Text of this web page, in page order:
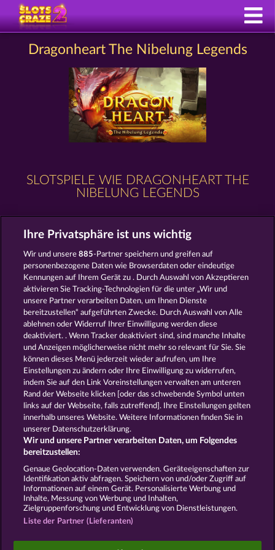
Dragonheart The Nibelung Legends
SLOTSPIELE WIE DRAGONHEART THE
NIBELUNG LEGENDS
GATES OF ISHTAR MAGIC MIRROR
THE GUARDIAN GOD: HEIMDALL'S HORN
AGB Datenschutz
Unternehmensseite
Widerruf einreichen
Ihre Privatsphäre ist uns wichtig
Wir und unsere885-Partner speichern und greifen auf
personenbezogene Daten wie Browserdaten oder eindeutige
Kennungen auf Ihrem Gerät zu . Durch Auswahl von Akzeptieren
aktivieren Sie Tracking-Technologien für die unter „Wir und
unsere Partner verarbeiten Daten, um Ihnen Dienste
bereitzustellen“ aufgeführten Zwecke. Durch Auswahl von Alle
ablehnen oder Widerruf Ihrer Einwilligung werden diese
deaktiviert. . Wenn Tracker deaktiviert sind, sind manche Inhalte
und Anzeigen möglicherweise nicht mehr so ​​relevant für Sie. Sie
können dieses Menü jederzeit wieder aufrufen, um Ihre
Einstellungen zu ändern oder Ihre Einwilligung zu widerrufen,
indem Sie auf den Link Voreinstellungen verwalten am unteren
Rand der Webseite klicken [oder das schwebende Symbol unten
links auf der Webseite, falls zutreffend]. Ihre Einstellungen gelten
innerhalb unseres Website. Weitere Informationen finden Sie in
unserer Datenschutzerklärung.
Wir und unsere Partner verarbeiten Daten, um Folgendes
bereitzustellen:
Genaue Geolocation-Daten verwenden. Geräteeigenschaften zur
Identifikation aktiv abfragen. Speichern von und/oder Zugriff auf
Informationen auf einem Gerät. Personalisierte Werbung und
Inhalte, Messung von Werbung und Inhalten,
Zielgruppenforschung und Entwicklung von Dienstleistungen.
Liste der Partner (Lieferanten)